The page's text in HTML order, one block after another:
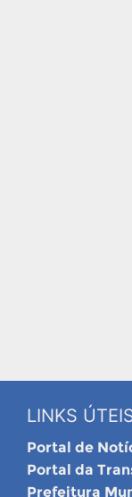
LINKS
Portal de
Portal da
Prefeitura